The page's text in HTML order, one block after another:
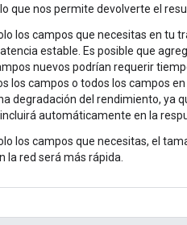
que nos permite devolverte el
los campos que necesitas en tu
estable. Es posible que
nuevos podrían requerir
los campos o todos los campos
degradación del rendimiento, ya
automáticamente en la
los campos que necesitas, el
la red será más rápida.